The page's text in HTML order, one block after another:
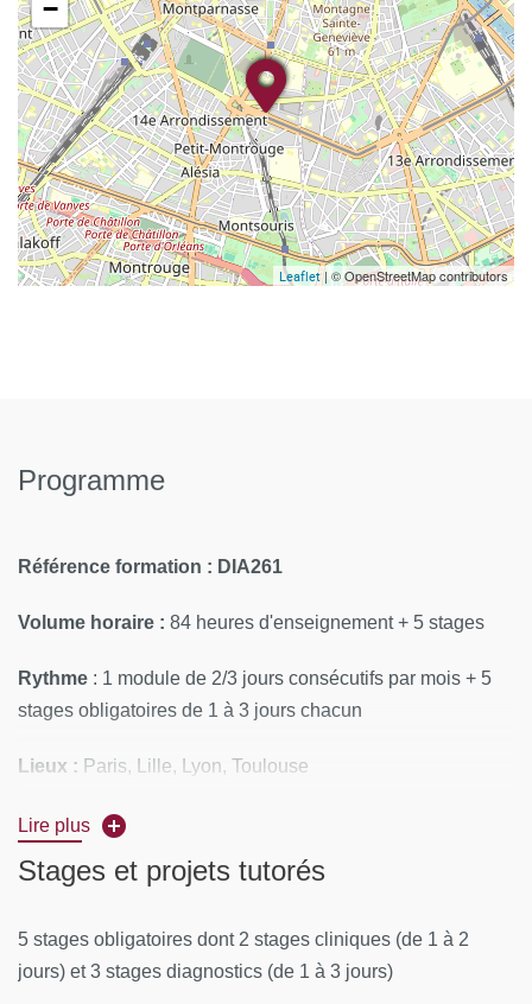
−
Leaflet| © OpenStreetMap contributors
Programme
Référence formation : DIA261
Volume horaire : 84 heures d'enseignement + 5 stages
Rythme : 1 module de 2/3 jours consécutifs par mois + 5
stages obligatoires de 1 à 3 jours chacun
Lieux : Paris, Lille, Lyon, Toulouse
CONTENUS PÉDAGOGIQUES
Module 1:
Cytopathologie Gynécologique
Lire plus
Stages et projets tutorés
5 stages obligatoires dont 2 stages cliniques (de 1 à 2
jours) et 3 stages diagnostics (de 1 à 3 jours)